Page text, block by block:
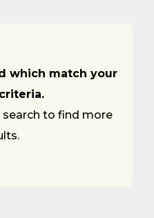
which match your
to find more